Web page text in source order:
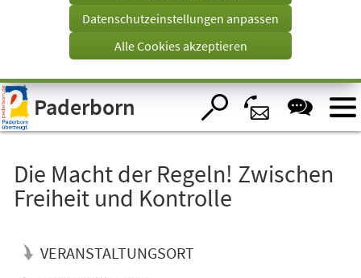
Visuelle
Assistenzsoftware
öffnen.
Tab)
Datenschutzeinstellungen anpassen
Alle Cookies akzeptieren
Paderborn
Die Macht der Regeln! Zwischen
Freiheit und Kontrolle
VERANSTALTUNGSORT